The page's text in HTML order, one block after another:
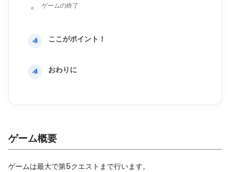
ゲームの終了
ここがポイント！
おわりに
ゲーム概要
ゲームは最大で第5クエストまで行います。